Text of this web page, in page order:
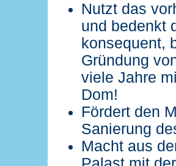
Nutzt das
und bedenkt
konsequent,
Gründung
viele Jahre
Dom!
Fördert den
Sanierung
Macht aus